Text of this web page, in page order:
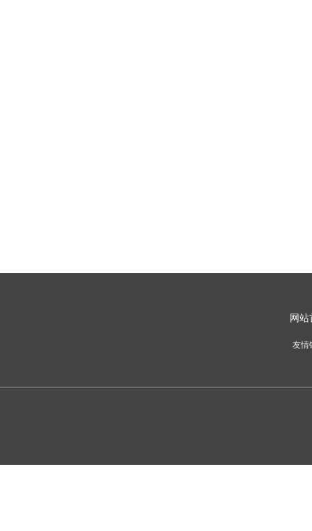
网 站
友情